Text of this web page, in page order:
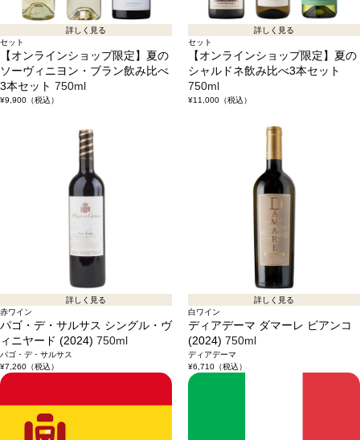
詳しく見る
セット
【オンラインショップ限定】夏の
ソーヴィニヨン・ブラン飲み比べ
3本セット 750ml
¥9,900（税込）
詳しく見る
セット
【オンラインショップ限定】夏の
シャルドネ飲み比べ3本セット
750ml
¥11,000（税込）
詳しく見る
赤ワイン
パゴ・デ・サルサス シングル・ヴ
ィニヤード (2024) 750ml
パゴ・デ・サルサス
¥7,260（税込）
詳しく見る
白ワイン
ディアデーマ ダマーレ ビアンコ
(2024) 750ml
ディアデーマ
¥6,710（税込）